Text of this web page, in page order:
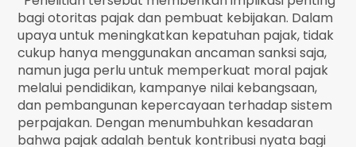
bagi otoritas pajak dan pembuat kebijakan. Dalam
upaya untuk meningkatkan kepatuhan pajak, tidak
cukup hanya menggunakan ancaman sanksi saja,
namun juga perlu untuk memperkuat moral pajak
melalui pendidikan, kampanye nilai kebangsaan,
dan pembangunan kepercayaan terhadap sistem
perpajakan. Dengan menumbuhkan kesadaran
bahwa pajak adalah bentuk kontribusi nyata bagi